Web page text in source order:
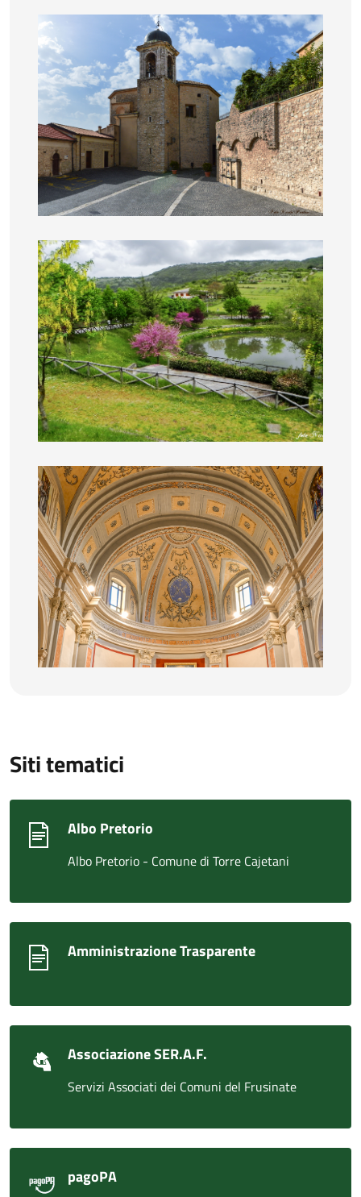
Chiesa Santa Maria Assunta
Lago di Cerano
Campanile Chiesa Santa Maria Assunta
Siti tematici
Albo Pretorio
Albo Pretorio - Comune di Torre Cajetani
Amministrazione Trasparente
Associazione SER.A.F.
Servizi Associati dei Comuni del Frusinate
pagoPA